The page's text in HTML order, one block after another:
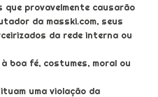
provavelmente causarão
da masski.com, seus
da rede interna ou
boa fé, costumes, moral ou
uma violação da